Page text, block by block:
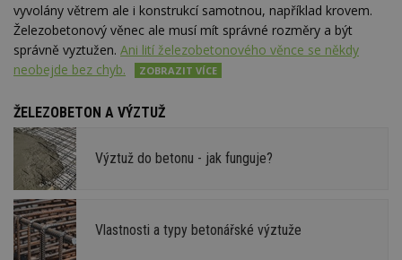
vyvolány větrem ale i konstrukcí samotnou, například krovem.
Železobetonový věnec ale musí mít správné rozměry a být
správně vyztužen. Ani lití železobetonového věnce se někdy
neobejde bez chyb.
ŽELEZOBETON A VÝZTUŽ
Výztuž do betonu - jak funguje?
Vlastnosti a typy betonářské výztuže